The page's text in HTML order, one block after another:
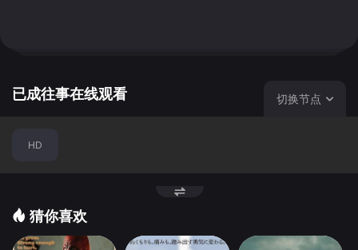
已成往事在线观看 切换节点
HD
猜你喜欢